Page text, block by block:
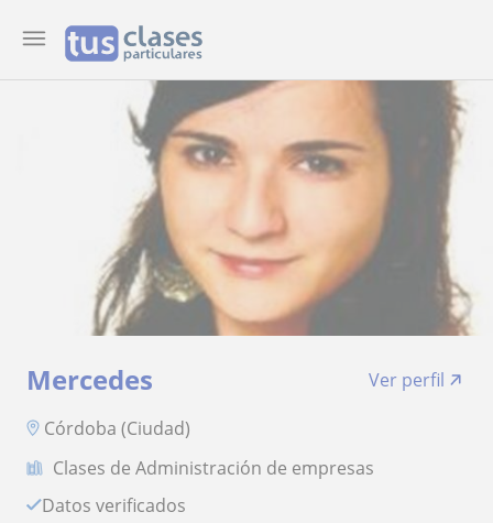
Mercedes
Ver perfil
Córdoba (Ciudad)
Clases de Administración de empresas
Datos verificados